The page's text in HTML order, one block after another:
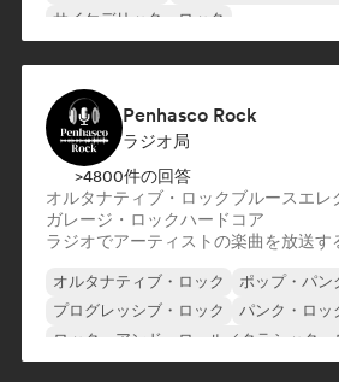
サイケデリック・ロック
Penhasco Rock
ラジオ局
>4800件の回答
オルタナティブ・ロックブルースエレ
ガレージ・ロックハードコア
ラジオでアーティストの楽曲を放送す
オルタナティブ・ロック ポップ・パン
プログレッシブ・ロック
パンク・ロッ
ロック・アンド・ロール／クラシック・